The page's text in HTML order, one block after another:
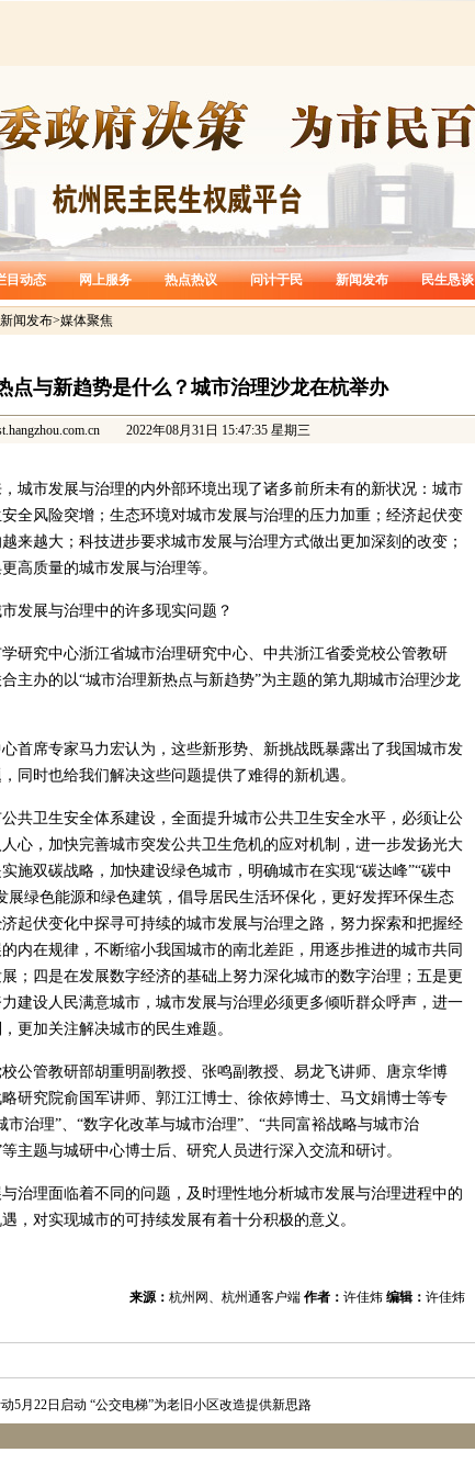
目动态 网上服务 热点热议 问计于民 新闻发布 民生恳谈
新闻发布>媒体聚焦
点与新趋势是什么？城市治理沙龙在杭举办
2022年08月31日 15:47:35 星期三
城市发展与治理的内外部环境出现了诸多前所未有的新状况：城市
全风险突增；生态环境对城市发展与治理的压力加重；经济起伏变
来越大；科技进步要求城市发展与治理方式做出更加深刻的改变；
高质量的城市发展与治理等。
发展与治理中的许多现实问题？
研究中心浙江省城市治理研究中心、中共浙江省委党校公管教研
主办的以“城市治理新热点与新趋势”为主题的第九期城市治理沙龙
首席专家马力宏认为， 这些新形势、新挑战既暴露出了我国城市发
同时也给我们解决这些问题提供了难得的新机遇。
共卫生安全体系建设，全面提升城市公共卫生安全水平，必须让公
心，加快完善城市突发公共卫生危机的应对机制，进一步发扬光大
施双碳战略，加快建设绿色城市，明确城市在实现“碳达峰”“碳中
展绿色能源和绿色建筑，倡导居民生活环保化，更好发挥环保生态
起伏变化中探寻可持续的城市发展与治理之路，努力探索和把握经
内在规律，不断缩小我国城市的南北差距，用逐步推进的城市共同
；四是在发展数字经济的基础上努力深化城市的数字治理；五是更
建设人民满意城市，城市发展与治理必须更多倾听群众呼声，进一
更加关注解决城市的民生难题。
公管教研部胡重明副教授、张鸣副教授、易龙飞讲师、唐京华博
研究院俞国军讲师、郭江江博士、徐依婷博士、马文娟博士等专
市治理”、“数字化改革与城市治理”、“共同富裕战略与城市治
等主题与城研中心博士后、研究人员进行深入交流和研讨。
治理面临着不同的问题，及时理性地分析城市发展与治理进程中的
，对实现城市的可持续发展有着十分积极的意义。
来源： 杭州网、杭州通客户端 作者： 许佳炜 编辑： 许佳炜
5月22日启动 “公交电梯”为老旧小区改造提供新思路